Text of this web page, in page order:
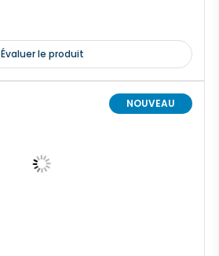
Évaluer le produit
NOUVEAU